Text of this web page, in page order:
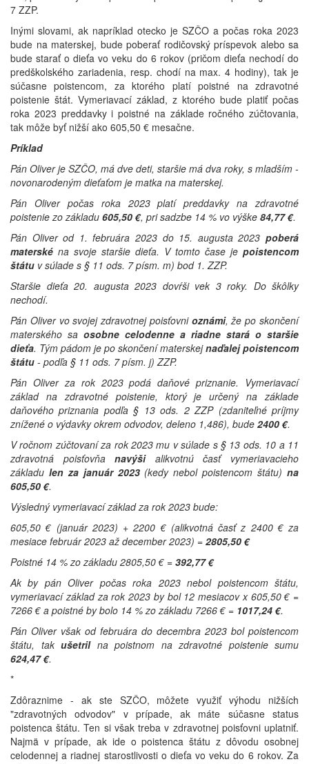
7 ZZP.
Inými slovami, ak napríklad otecko je SZČO a počas roka 2023
bude na materskej, bude poberať rodičovský príspevok alebo sa
bude starať o dieťa vo veku do 6 rokov (pričom dieťa nechodí do
predškolského zariadenia, resp. chodí na max. 4 hodiny), tak je
súčasne poistencom, za ktorého platí poistné na zdravotné
poistenie štát. Vymeriavací základ, z ktorého bude platiť počas
roka 2023 preddavky i poistné na základe ročného zúčtovania,
tak môže byť nižší ako 605,50 € mesačne.
Príklad
Pán Oliver je SZČO, má dve deti, staršie má dva roky, s mladším -
novonarodeným dieťaťom je matka na materskej.
Pán Oliver počas roka 2023 platí preddavky na zdravotné
poistenie zo základu 605,50 €, pri sadzbe 14 % vo výške 84,77 €.
Pán Oliver od 1. februára 2023 do 15. augusta 2023 poberá
materské na svoje staršie dieťa. V tomto čase je poistencom
štátu v súlade s § 11 ods. 7 písm. m) bod 1. ZZP.
Staršie dieťa 20. augusta 2023 dovŕši vek 3 roky. Do škôlky
nechodí.
Pán Oliver vo svojej zdravotnej poisťovni oznámi, že po skončení
materského sa osobne celodenne a riadne stará o staršie
dieťa. Tým pádom je po skončení materskejnaďalej poistencom
štátu - podľa § 11 ods. 7 písm. j) ZZP.
Pán Oliver za rok 2023 podá daňové priznanie. Vymeriavací
základ na zdravotné poistenie, ktorý je určený na základe
daňového priznania podľa § 13 ods. 2 ZZP (zdaniteľné príjmy
znížené o výdavky okrem odvodov, deleno 1,486), bude 2400 €.
V ročnom zúčtovaní za rok 2023 mu v súlade s § 13 ods. 10 a 11
zdravotná poisťovňanavýšialikvotnú časť vymeriavacieho
základu len za január 2023(kedy nebol poistencom štátu)na
605,50 €.
Výsledný vymeriavací základ za rok 2023 bude:
605,50 € (január 2023) + 2200 € (alikvotná časť z 2400 € za
mesiace február 2023 až december 2023) = 2805,50 €
Poistné 14 % zo základu 2805,50 € = 392,77 €
Ak by pán Oliver počas roka 2023 nebol poistencom štátu,
vymeriavací základ za rok 2023 by bol 12 mesiacov x 605,50 € =
7266 € a poistné by bolo 14 % zo základu 7266 € = 1017,24 €.
Pán Oliver však od februára do decembra 2023 bol poistencom
štátu, tak ušetrilna poistnom na zdravotné poistenie sumu
624,47 €.
*
Zdôraznime - ak ste SZČO, môžete využiť výhodu nižších
"zdravotných odvodov" v prípade, ak máte súčasne status
poistenca štátu. Ten si však treba v zdravotnej poisťovni uplatniť.
Najmä v prípade, ak ide o poistenca štátu z dôvodu osobnej
celodennej a riadnej starostlivosti o dieťa vo veku do 6 rokov. Za